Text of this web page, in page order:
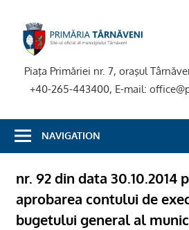
content
Piaţa Primăriei nr. 7, oraşul
+40-265-443400, E-mail:
NAVIGATION
nr. 92 din data 30.10.2014
aprobarea contului de
bugetului general al